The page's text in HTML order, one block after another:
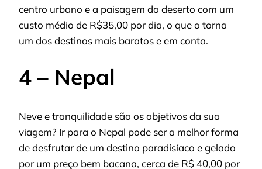
centro urbano e a paisagem do deserto com um
custo médio de R$35,00 por dia, o que o torna
um dos destinos mais baratos e em conta.
4 – Nepal
Neve e tranquilidade são os objetivos da sua
viagem? Ir para o Nepal pode ser a melhor forma
de desfrutar de um destino paradisíaco e gelado
por um preço bem bacana, cerca de R$ 40,00 por